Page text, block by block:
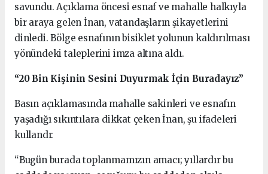
savundu. Açıklama öncesi esnaf ve mahalle halkıyla
bir araya gelen İnan, vatandaşların şikayetlerini
dinledi. Bölge esnafının bisiklet yolunun kaldırılması
yönündeki taleplerini imza altına aldı.
“20 Bin Kişinin Sesini Duyurmak İçin Buradayız”
Basın açıklamasında mahalle sakinleri ve esnafın
yaşadığı sıkıntılara dikkat çeken İnan, şu ifadeleri
kullandı:
“Bugün burada toplanmamızın amacı; yıllardır bu